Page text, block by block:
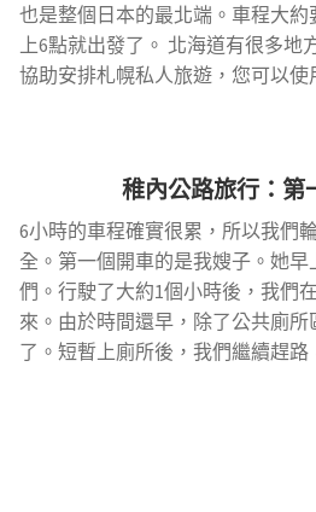
也是整個日本的最北端。車程大
上6點就出發了。 北海道有很多地
協助安排札幌私人旅遊，您可以使
稚內公路旅行：第
6小時的車程確實很累，所以我們
全。第一個開車的是我嫂子。她
們。行駛了大約1個小時後，我們
來。由於時間還早，除了公共廁
了。短暫上廁所後，我們繼續趕路